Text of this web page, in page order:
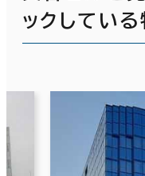
ックしてい